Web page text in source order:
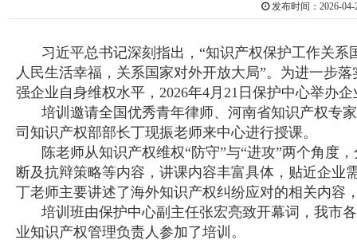
发布时间：2026-
习近平总书记深刻指出，“知识产权保护工作关
人民生活幸福，关系国家对外开放大局”。为进一步
强企业自身维权水平，2026年4月21日保护中心举办
培训邀请全国优秀青年律师、河南省知识产权专
司知识产权部部长丁现振老师来中心进行授课。
陈老师从知识产权维权“防守”与“进攻”两个角度
断及抗辩策略等内容，讲课内容丰富具体，贴近企
丁老师主要讲述了海外知识产权纠纷应对的相关内容
培训班由保护中心副主任张宏亮致开幕词，我市
业知识产权管理负责人参加了培训。